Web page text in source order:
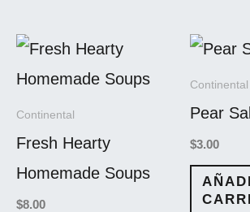
Continental
Fresh Hearty
Homemade Soups
$8.00
Continental
Pear
$3.00